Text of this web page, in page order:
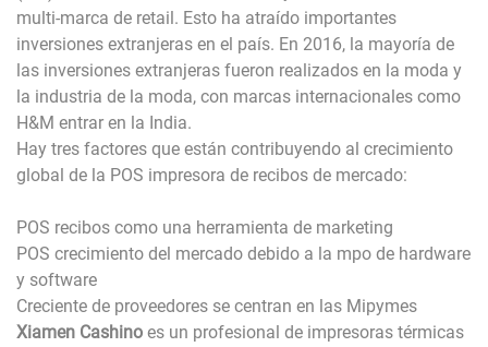
multi-marca de retail. Esto ha atraído importantes
inversiones extranjeras en el país. En 2016, la mayoría de
las inversiones extranjeras fueron realizados en la moda y
la industria de la moda, con marcas internacionales como
H&M entrar en la India.
Hay tres factores que están contribuyendo al crecimiento
global de la POS impresora de recibos de mercado:
POS recibos como una herramienta de marketing
POS crecimiento del mercado debido a la mpo de hardware
y software
Creciente de proveedores se centran en las Mipymes
Xiamen Cashino es un profesional de impresoras térmicas